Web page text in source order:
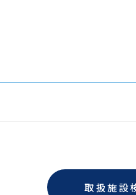
取扱施設